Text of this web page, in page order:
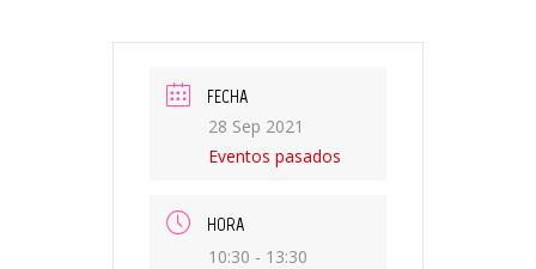
FECHA
28 Sep 2021
Eventos pasados
HORA
10:30 - 13:30